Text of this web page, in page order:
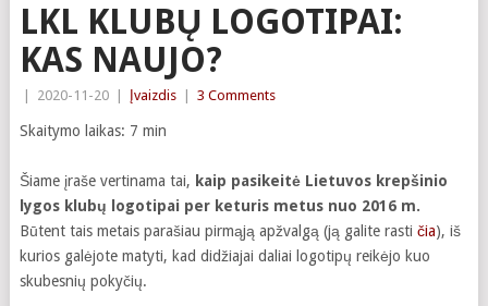
LKL KLUBŲ LOGOTIPAI:
KAS NAUJO?
2020-11-20 Įvaizdis 3 Comments
Skaitymo laikas: 7 min
Šiame įraše vertinama tai, kaip pasikeitė Lietuvos krepšinio
lygos klubų logotipai per keturis metus nuo 2016 m.
Būtent tais metais parašiau pirmąją apžvalgą (ją galite rasti čia), iš
kurios galėjote matyti, kad didžiajai daliai logotipų reikėjo kuo
skubesnių pokyčių.